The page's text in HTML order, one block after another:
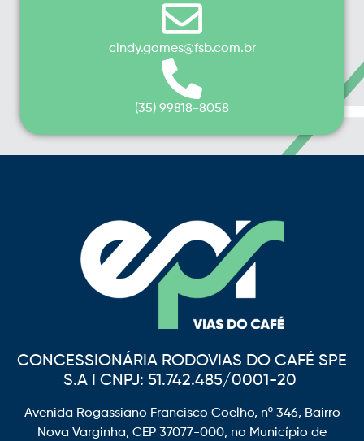
cindy.gomes@fsb.com.br
(35) 99818-8058
CONCESSIONÁRIA RODOVIAS DO CAFÉ SPE
S.A I CNPJ: 51.742.485/0001-20
Avenida Rogassiano Francisco Coelho, nº 346, Bairro
Nova Varginha, CEP 37077-000, no Município de